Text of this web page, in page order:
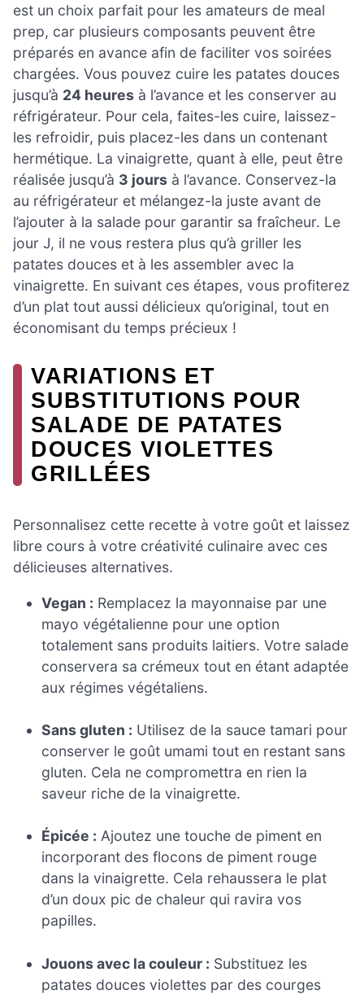
est un choix parfait pour les amateurs de meal
prep, car plusieurs composants peuvent être
préparés en avance afin de faciliter vos soirées
chargées. Vous pouvez cuire les patates douces
jusqu’à 24 heures à l’avance et les conserver au
réfrigérateur. Pour cela, faites-les cuire, laissez-
les refroidir, puis placez-les dans un contenant
hermétique. La vinaigrette, quant à elle, peut être
réalisée jusqu’à 3 jours à l’avance. Conservez-la
au réfrigérateur et mélangez-la juste avant de
l’ajouter à la salade pour garantir sa fraîcheur. Le
jour J, il ne vous restera plus qu’à griller les
patates douces et à les assembler avec la
vinaigrette. En suivant ces étapes, vous profiterez
d’un plat tout aussi délicieux qu’original, tout en
économisant du temps précieux !
VARIATIONS ET
SUBSTITUTIONS POUR
SALADE DE PATATES
DOUCES VIOLETTES
GRILLÉES
Personnalisez cette recette à votre goût et laissez
libre cours à votre créativité culinaire avec ces
délicieuses alternatives.
Vegan : Remplacez la mayonnaise par une
mayo végétalienne pour une option
totalement sans produits laitiers. Votre salade
conservera sa crémeux tout en étant adaptée
aux régimes végétaliens.
Sans gluten : Utilisez de la sauce tamari pour
conserver le goût umami tout en restant sans
gluten. Cela ne compromettra en rien la
saveur riche de la vinaigrette.
Épicée : Ajoutez une touche de piment en
incorporant des flocons de piment rouge
dans la vinaigrette. Cela rehaussera le plat
d’un doux pic de chaleur qui ravira vos
papilles.
Jouons avec la couleur : Substituez les
patates douces violettes par des courges